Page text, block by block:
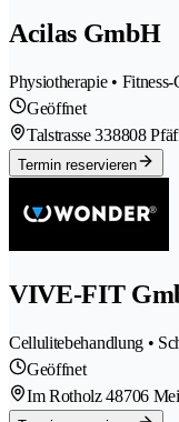
Acilas GmbH
Physiotherapie • Fitness-
Geöffnet
Talstrasse 338808
Termin reservieren
VIVE-FIT
Cellulitebehandlung •
Geöffnet
Im Rotholz 48706